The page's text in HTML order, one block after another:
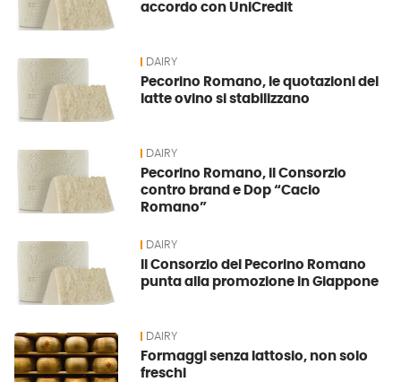
accordo con UniCredit
DAIRY
Pecorino Romano, le quotazioni del
latte ovino si stabilizzano
DAIRY
Pecorino Romano, il Consorzio
contro brand e Dop “Cacio
Romano”
DAIRY
Il Consorzio del Pecorino Romano
punta alla promozione in Giappone
DAIRY
Formaggi senza lattosio, non solo
freschi